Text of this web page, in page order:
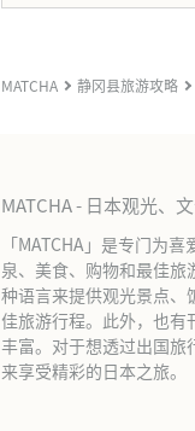
MATCHA 静冈县旅游攻略
MATCHA - 日本观光、
「MATCHA」是专门为
泉、美食、购物和最佳
种语言来提供观光景点、
佳旅游行程。此外，也有
丰富。对于想透过出国旅
来享受精彩的日本之旅。